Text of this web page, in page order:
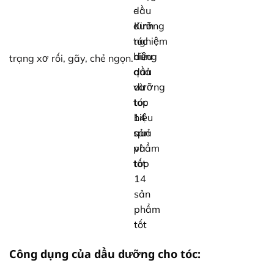
trạng xơ rối, gãy, chẻ ngọn.
Công dụng của dầu dưỡng cho tóc: